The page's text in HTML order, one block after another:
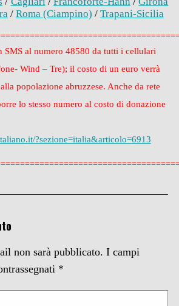
/ Roma (Ciampino) / Trapani-Sicilia
SMS al numero 48580 da tutti i cellulari
Wind – Tre); il costo di un euro verrà
popolazione abruzzese. Anche da rete
lo stesso numero al costo di donazione
it/?sezione=italia&articolo=6913
non sarà pubblicato. I campi
*